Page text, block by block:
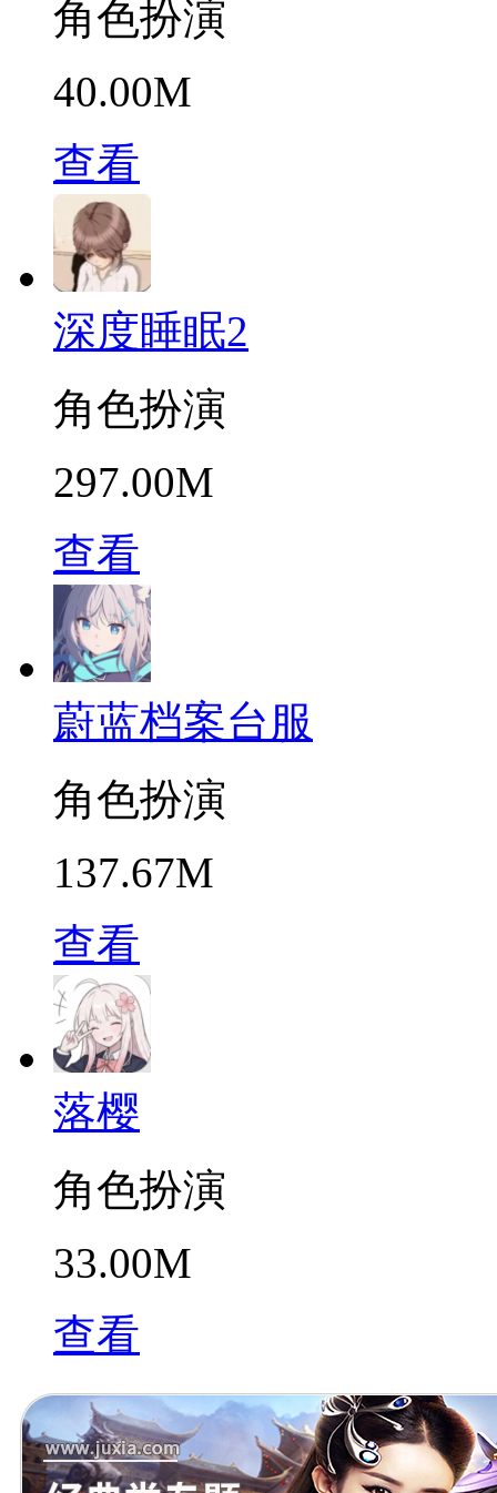
角色扮演
40.00M
查看
深度睡眠2
角色扮演
297.00M
查看
蔚蓝档案台服
角色扮演
137.67M
查看
落樱
角色扮演
33.00M
查看